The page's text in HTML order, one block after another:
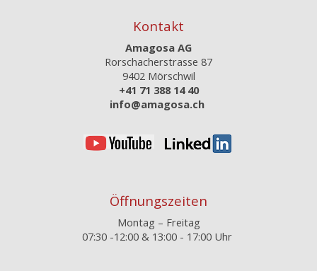
Kontakt
Amagosa AG
Rorschacherstrasse 87
9402 Mörschwil
+41 71 388 14 40
info@amagosa.ch
Öffnungszeiten
Montag – Freitag
07:30 -12:00 & 13:00 - 17:00 Uhr